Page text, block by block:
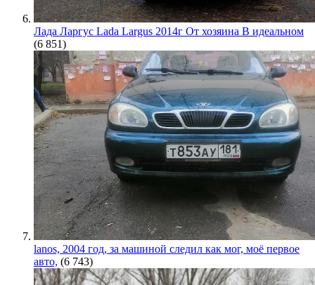
Лада Ларгус Lada Largus 2014г От хозяина В идеальном
(6 851)
lanos, 2004 год, за машиной следил как мог, моё первое
авто, (6 743)